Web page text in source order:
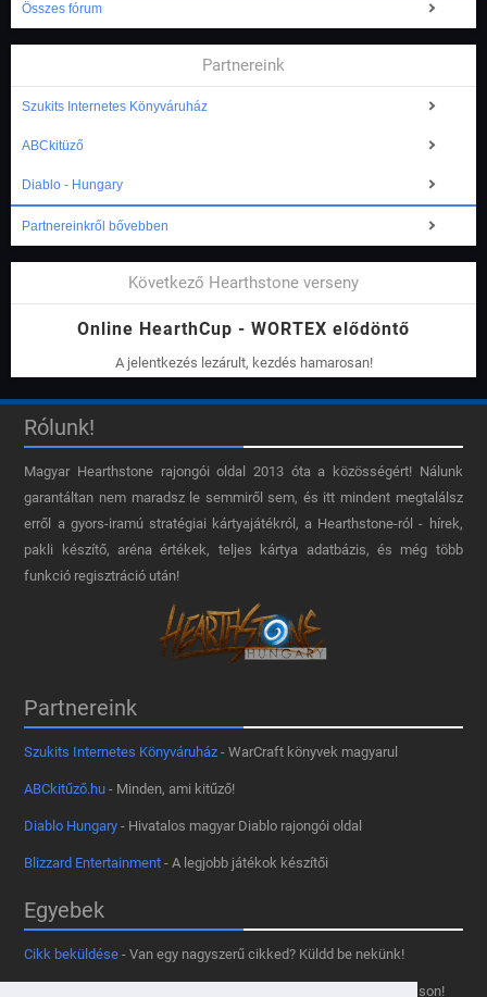
Összes fórum
Partnereink
Szukits Internetes Könyváruház
ABCkitüző
Diablo - Hungary
Partnereinkről bővebben
Következő Hearthstone verseny
Online HearthCup - WORTEX elődöntő
A jelentkezés lezárult, kezdés hamarosan!
Rólunk!
Magyar Hearthstone​ rajongói oldal 2013 óta a közösségért! Nálunk
garantáltan nem maradsz le semmiről sem, és itt mindent megtalálsz
erről a gyors-iramú stratégiai kártyajátékról, a Hearthstone-ról - hírek,
pakli készítő, aréna értékek, teljes kártya adatbázis, és még több
funkció regisztráció után!
Partnereink
Szukits Internetes Könyváruház - WarCraft könyvek magyarul
ABCkitűző.hu - Minden, ami kitűző!
Diablo Hungary - Hivatalos magyar Diablo rajongói oldal
Blizzard Entertainment - A legjobb játékok készítői
Egyebek
Cikk beküldése - Van egy nagyszerű cikked? Küldd be nekünk!
- Tetszik az oldal? Segíts, hogy fennmaradhasson!